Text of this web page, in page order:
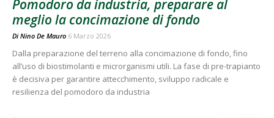
Pomodoro da industria, preparare al
meglio la concimazione di fondo
Di Nino De Mauro 6 Marzo 2026
Dalla preparazione del terreno alla concimazione di fondo, fino
all’uso di biostimolanti e microrganismi utili. La fase di pre-trapianto
è decisiva per garantire attecchimento, sviluppo radicale e
resilienza del pomodoro da industria